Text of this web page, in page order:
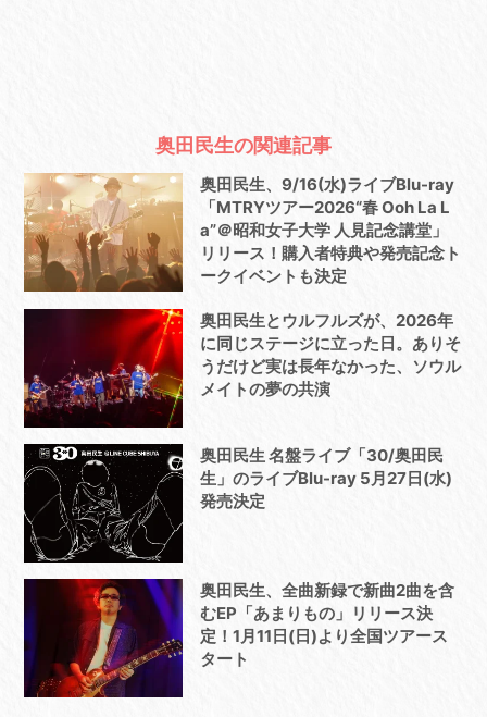
奥田民生の関連記事
奥田民生、9/16(水)ライブBlu-ray
「MTRYツアー2026“春 Ooh La L
a”＠昭和女子大学 人見記念講堂」
リリース！購入者特典や発売記念ト
ークイベントも決定
奥田民生とウルフルズが、2026年
に同じステージに立った日。ありそ
うだけど実は長年なかった、ソウル
メイトの夢の共演
奥田民生 名盤ライブ「30/奥田民
生」のライブBlu-ray 5月27日(水)
発売決定
奥田民生、全曲新録で新曲2曲を含
むEP「あまりもの」リリース決
定！1月11日(日)より全国ツアース
タート